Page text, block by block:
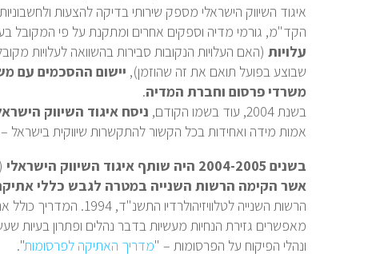
איגוד השיווק הישראלי מספק שירותי בדיקה להצעות
הקד"מ, גורמי מדיה וספקים אחרים ומתקנת על פי המקובל
עלויות (האם העלויות הנקובות סבירות בהשוואה לעלויות
שבוצע בפועל תואם את זה שהוזמן), יישום ההסכמים עם
משרדי פרסום וחברת המדיה.
בשנת 2004, עוד בשמו הקודם,
ניסח איגוד השיווק
אמות מידה ואחידות בכל הקשור להתקשרות שיווקית בישראל
בשנים 2004-2005 היה שותף איגוד השיווק הישראלי
אשר הקימה הרשות השנייה במטרה לגבש כללי
הרשות השנייה
מאפשרים גזירת הנחיות מעשיות בדבר נהלים ופתרון בעיות
ונהלי הפיקוח על הפרסומות – "מדריך האתיקה לפרסומות".